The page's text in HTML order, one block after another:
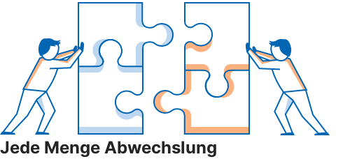
Jede Menge Abwechslung